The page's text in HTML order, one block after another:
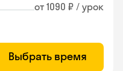
от 1090 ₽ / урок
Выбрать время